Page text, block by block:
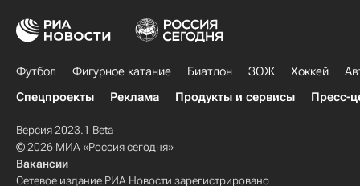
Футбол Фигурное катание Биатлон ЗОЖ Хоккей
Спецпроекты
Реклама Продукты и сервисы Пресс-
Версия 2023.1 Beta
© 2026 МИА «Россия сегодня»
Вакансии
Сетевое издание РИА Новости зарегистрировано